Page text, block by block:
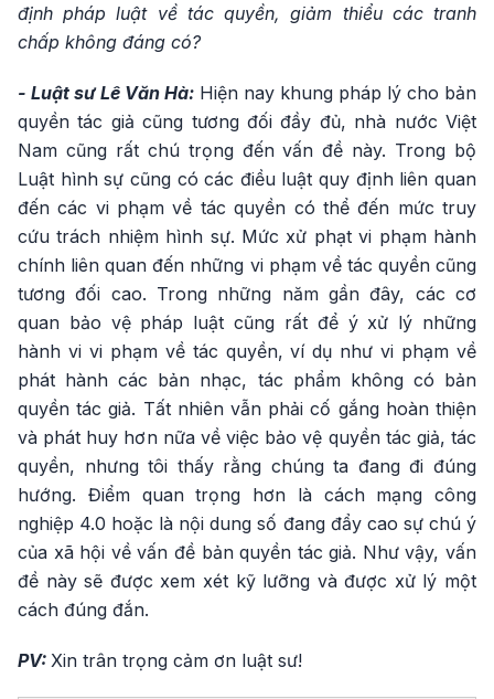
định pháp luật về tác quyền, giảm thiểu các tranh
chấp không đáng có?
- Luật sư Lê Văn Hà: Hiện nay khung pháp lý cho bản
quyền tác giả cũng tương đối đầy đủ, nhà nước Việt
Nam cũng rất chú trọng đến vấn đề này. Trong bộ
Luật hình sự cũng có các điều luật quy định liên quan
đến các vi phạm về tác quyền có thể đến mức truy
cứu trách nhiệm hình sự. Mức xử phạt vi phạm hành
chính liên quan đến những vi phạm về tác quyền cũng
tương đối cao. Trong những năm gần đây, các cơ
quan bảo vệ pháp luật cũng rất để ý xử lý những
hành vi vi phạm về tác quyền, ví dụ như vi phạm về
phát hành các bản nhạc, tác phẩm không có bản
quyền tác giả. Tất nhiên vẫn phải cố gắng hoàn thiện
và phát huy hơn nữa về việc bảo vệ quyền tác giả, tác
quyền, nhưng tôi thấy rằng chúng ta đang đi đúng
hướng. Điểm quan trọng hơn là cách mạng công
nghiệp 4.0 hoặc là nội dung số đang đẩy cao sự chú ý
của xã hội về vấn đề bản quyền tác giả. Như vậy, vấn
đề này sẽ được xem xét kỹ lưỡng và được xử lý một
cách đúng đắn.
PV: Xin trân trọng cảm ơn luật sư!